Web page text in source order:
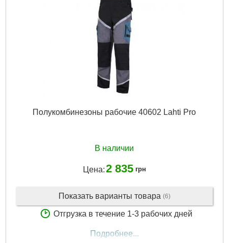
Полукомбинезоны рабочие 40602 Lahti Pro
В наличии
Цена:2 835 грн
Показать варианты товара (6)
Отгрузка в течение 1-3 рабочих дней
Подробнее...